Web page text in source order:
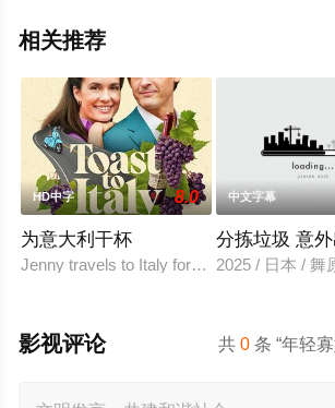
相关推荐
HD中字 8.0
为意大利干杯
Jenny travels to Italy for a special bottle of
中文字幕
分拣垃圾 意外
2025 / 日本 / 舞
共0 条 “年轻
影视评论